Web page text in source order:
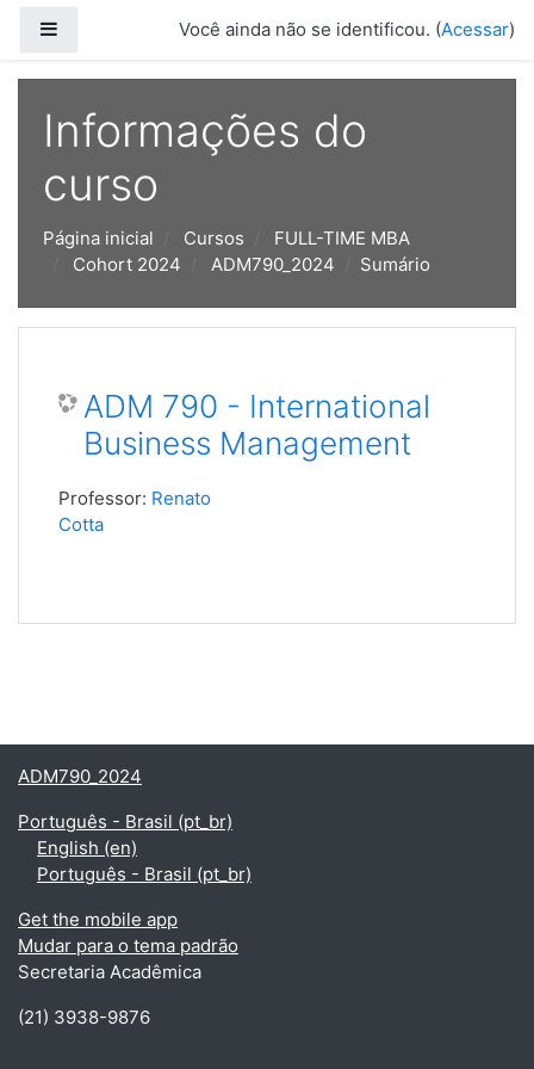
Você ainda não se identificou. (Acessar)
Informações do
curso
Página inicial Cursos
FULL-TIME MBA
Cohort 2024
ADM790_2024 Sumário
ADM 790 - International
Business Management
Professor: Renato
Cotta
ADM790_2024
Português - Brasil ‎(pt_br)‎
English ‎(en)‎
Português - Brasil ‎(pt_br)‎
Get the mobile app
Mudar para o tema padrão
Secretaria Acadêmica
(21) 3938-9876